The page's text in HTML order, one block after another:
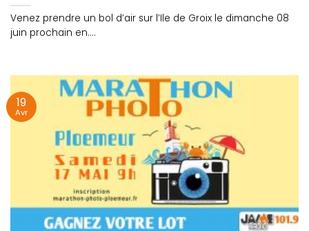
Venez prendre un bol d’air sur l’Ile de Groix le dimanche 08
juin prochain en....
19
Avr